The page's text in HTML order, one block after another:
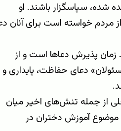
شده، سپاسگزار باشند. او
مردم خواسته است برای آنان
زمان پذیرش دعاها است و از
دعای حفاظت، پایداری و
از جمله تنش‌های اخیر میان
موضوع آموزش دختران در